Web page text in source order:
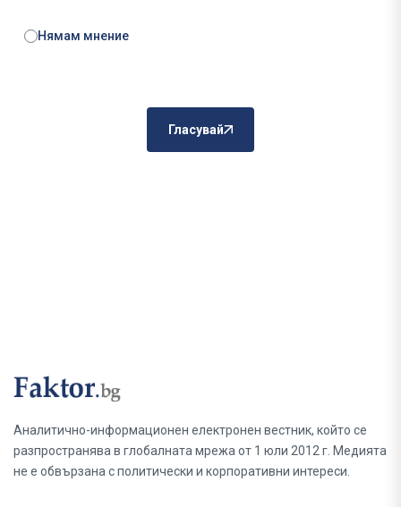
Нямам мнение
Гласувай
Аналитично-информационен електронен вестник, който се
разпространява в глобалната мрежа от 1 юли 2012 г. Медията
не е обвързана с политически и корпоративни интереси.